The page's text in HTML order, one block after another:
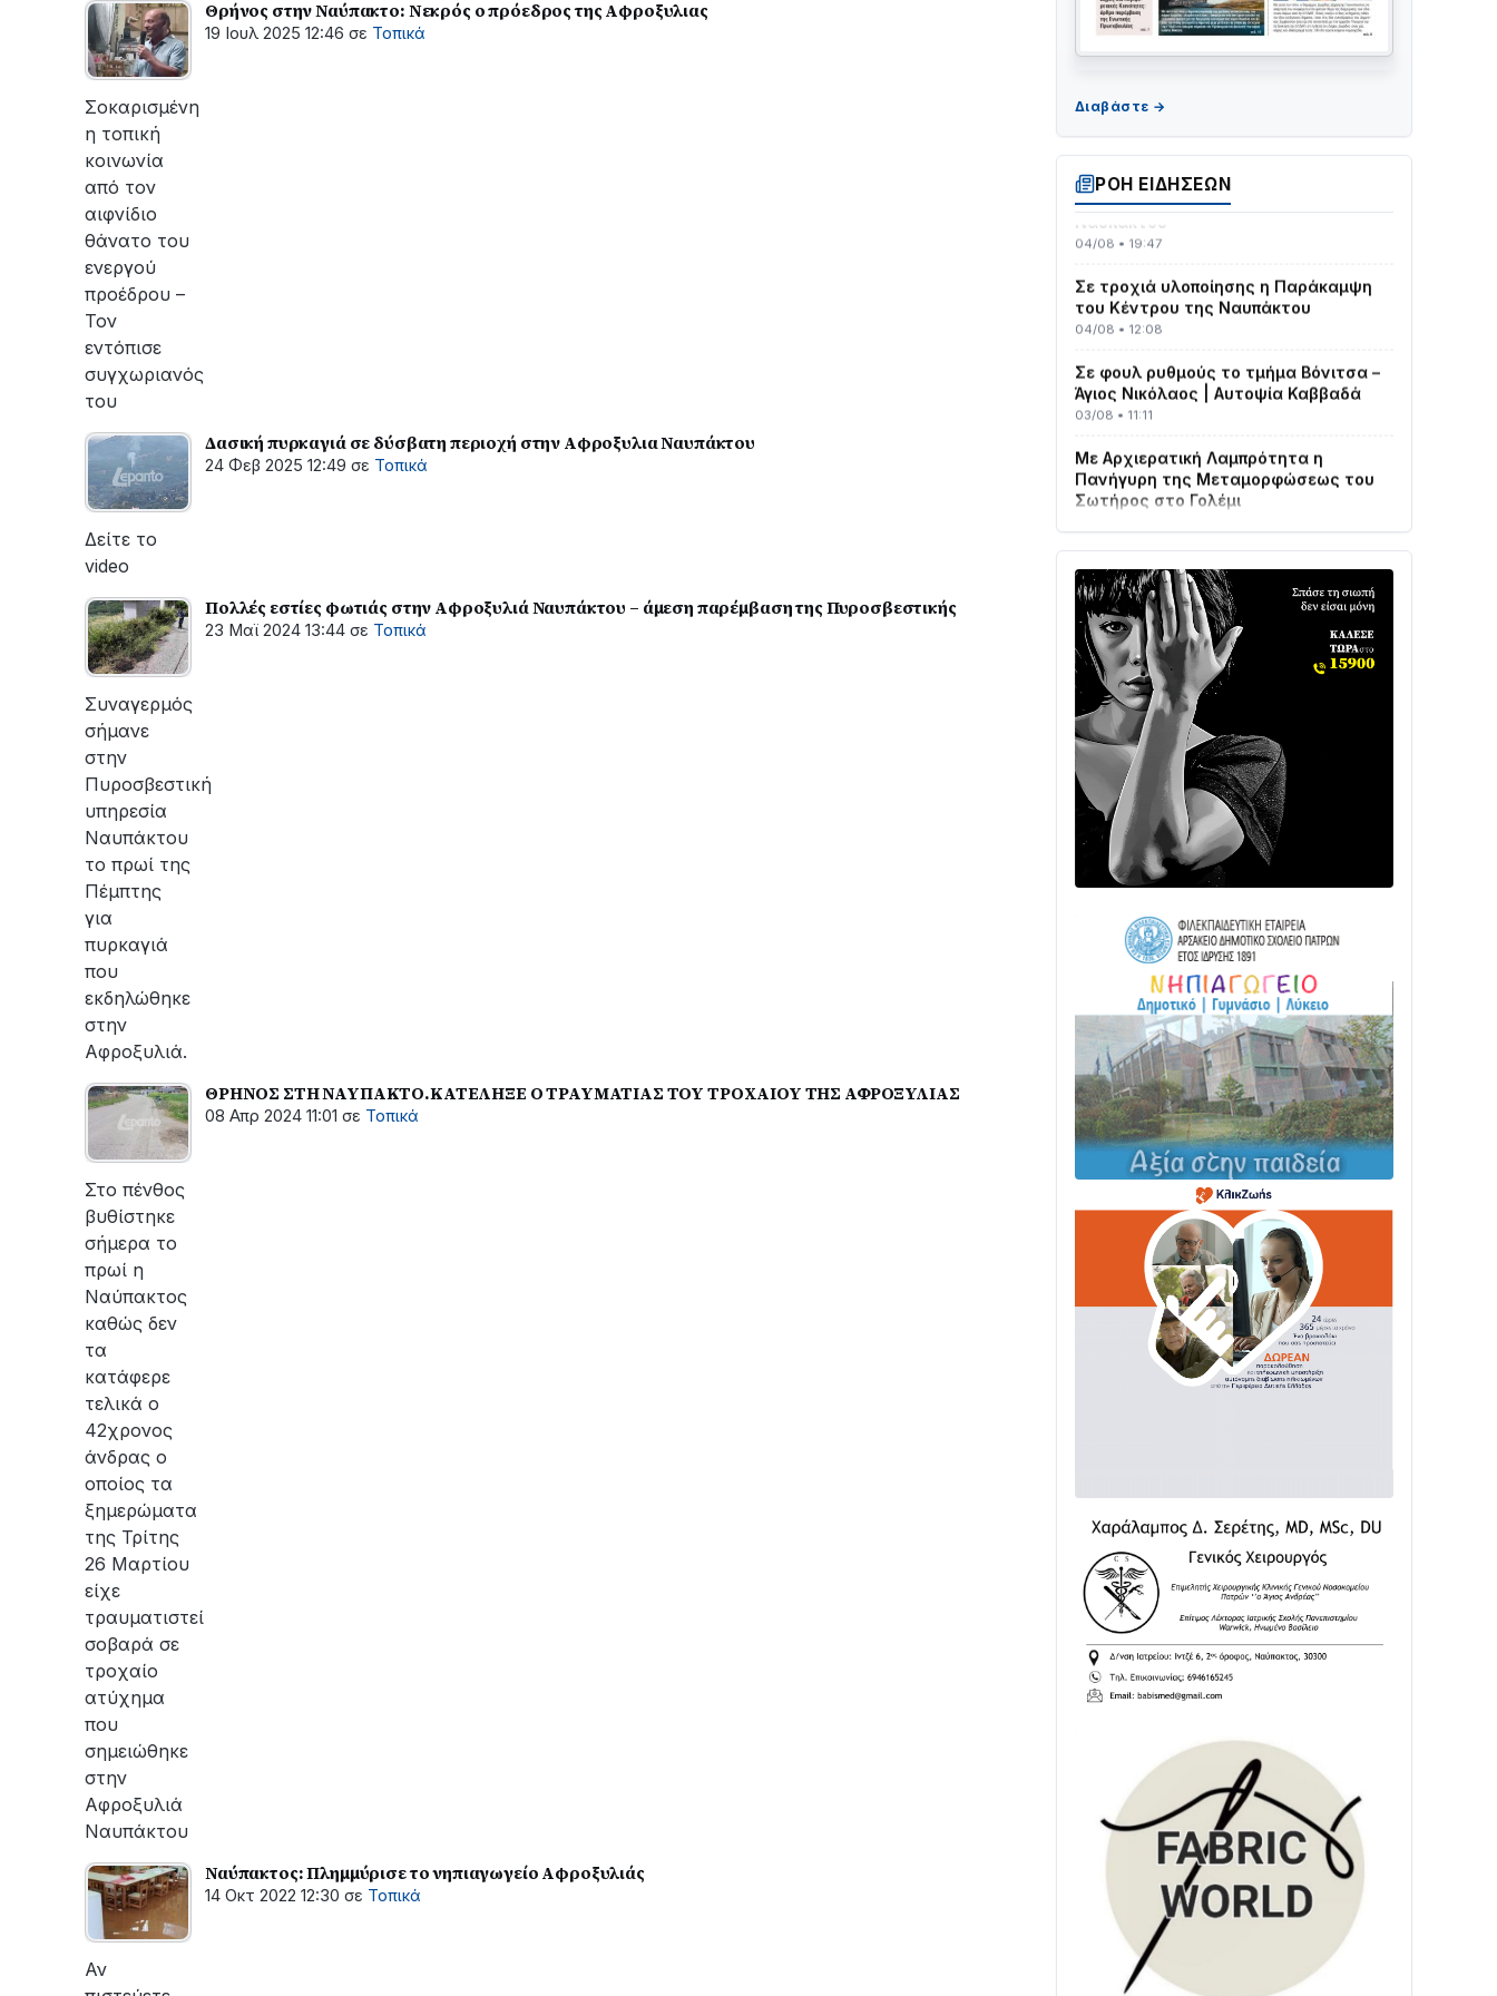
Θρήνος στην Ναύπακτο: Νεκρός ο πρόεδρος της Αφροξυλιας
19 Ιουλ 2025 12:46 σε Τοπικά
Σοκαρισμένη
η τοπική
κοινωνία
από τον
αιφνίδιο
θάνατο του
ενεργού
προέδρου –
Τον
εντόπισε
συγχωριανός
του
Δασική πυρκαγιά σε δύσβατη περιοχή στην Αφροξυλια Ναυπάκτου
24 Φεβ 2025 12:49 σε Τοπικά
Δείτε το
video
Πολλές εστίες φωτιάς στην Αφροξυλιά Ναυπάκτου – άμεση παρέμβαση της Πυροσβεστικής
23 Μαϊ 2024 13:44 σε Τοπικά
Συναγερμός
σήμανε
στην
Πυροσβεστική
υπηρεσία
Ναυπάκτου
το πρωί της
Πέμπτης
για
πυρκαγιά
που
εκδηλώθηκε
στην
Αφροξυλιά.
ΘΡΗΝΟΣ ΣΤΗ ΝΑΥΠΑΚΤΟ.ΚΑΤΕΛΗΞΕ Ο ΤΡΑΥΜΑΤΙΑΣ ΤΟΥ ΤΡΟΧΑΙΟΥ ΤΗΣ ΑΦΡΟΞΥΛΙΑΣ
08 Απρ 2024 11:01 σε Τοπικά
Στο πένθος
βυθίστηκε
σήμερα το
πρωί η
Ναύπακτος
καθώς δεν
τα
κατάφερε
τελικά ο
42χρονος
άνδρας ο
οποίος τα
ξημερώματα
της Τρίτης
26 Μαρτίου
είχε
τραυματιστεί
σοβαρά σε
τροχαίο
ατύχημα
που
σημειώθηκε
στην
Αφροξυλιά
Ναυπάκτου
Ναύπακτος: Πλημμύρισε το νηπιαγωγείο Αφροξυλιάς
14 Οκτ 2022 12:30 σε Τοπικά
Αν
ΡΟΗ ΕΙΔΗΣΕΩΝ
ΤΟ ΠΑΡΤΥ ΣΥΝΕΧΙΖΕΤΑΙ…
05/08 • 08:41
Στο σκοτάδι μεγάλο μέρος στο Λυγιά
Ναυπάκτου
του Κέντρου της Ναυπάκτου
04/08 • 12:08
Άγιος Νικόλαος | Αυτοψία Καββαδά
03/08 • 11:11
Πανήγυρη της Μεταμορφώσεως του
Σωτήρος στο Γολέμι
03/08 • 07:45
οχήματα
02/08 • 18:26
Διαβάστε την «Ναυπακτία» που
κυκλοφορεί
31/07 • 08:16
Δωρίδα για Όλους: «Καμία εκχώρηση
των νερών στην ΕΥΔΑΠ»
28/07 • 21:46
Διαβάστε την «Ναυπακτία» που
κυκλοφορεί
24/07 • 11:31
ΣΤΗΝ ΠΥΡΟΣΒΕΣΤΙΚΗ ΓΙΑ ΦΩΤΙΑ ΣΤΟΝ
ΑΓΙΟ ΗΛΙΑ ΠΡΙΝ ΤΗ ΓΡΑΝΙΤΣΑ
24/07 • 11:03
ΤΟ ΠΑΡΤΥ ΣΥΝΕΧΙΖΕΤΑΙ…
05/08 • 08:41
Στο σκοτάδι μεγάλο μέρος στο Λυγιά
Ναυπάκτου
04/08 • 19:47
Σε τροχιά υλοποίησης η Παράκαμψη
του Κέντρου της Ναυπάκτου
04/08 • 12:08
Σε φουλ ρυθμούς το τμήμα Βόνιτσα –
Άγιος Νικόλαος | Αυτοψία Καββαδά
03/08 • 11:11
Με Αρχιερατική Λαμπρότητα η
Πανήγυρη της Μεταμορφώσεως του
Σωτήρος στο Γολέμι
Διαβάστε την «Ναυπακτία» που
κυκλοφορεί
31/07 • 08:16
Δωρίδα για Όλους: «Καμία εκχώρηση
των νερών στην ΕΥΔΑΠ»
28/07 • 21:46
ΕΚΤΑΚΤΟ – ΝΑΥΠΑΚΤΙΑ: ΣΥΝΑΓΕΡΜΟΣ
ΣΤΗΝ ΠΥΡΟΣΒΕΣΤΙΚΗ ΓΙΑ ΦΩΤΙΑ ΣΤΟΝ
ΑΓΙΟ ΗΛΙΑ ΠΡΙΝ ΤΗ ΓΡΑΝΙΤΣΑ